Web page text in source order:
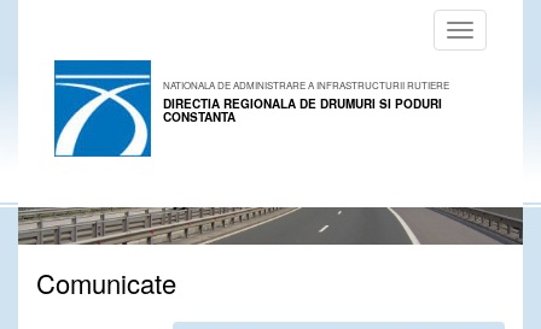
Toggle
navigation
NATIONALA DE ADMINISTRARE A INFRASTRUCTURII RUTIERE
DIRECTIA REGIONALA DE DRUMURI SI PODURI
CONSTANTA
Comunicate